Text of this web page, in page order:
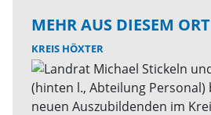
MEHR AUS DIESEM ORT
KREIS HÖXTER